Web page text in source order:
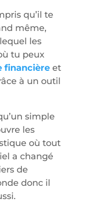
qu’il te
même,
les
tu peux
financièreet
à un outil
simple
les
où tout
a changé
de
donc il